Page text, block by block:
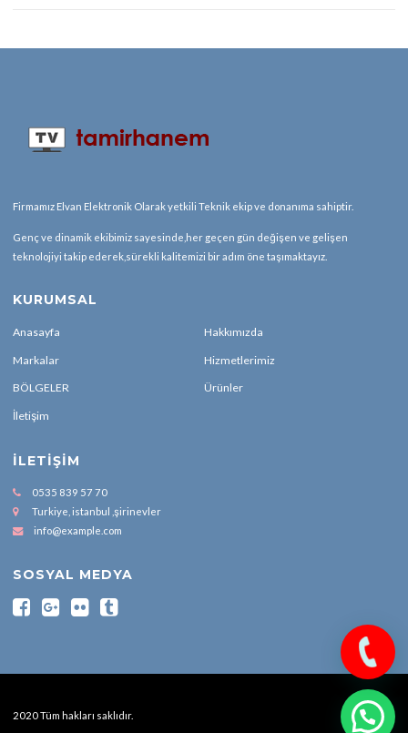
Firmamız Elvan Elektronik Olarak yetkili Teknik ekip ve donanıma sahiptir.
Genç ve dinamik ekibimiz sayesinde,her geçen gün değişen ve gelişen
teknolojiyi takip ederek,sürekli kalitemizi bir adım öne taşımaktayız.
KURUMSAL
Anasayfa Hakkımızda
Markalar Hizmetlerimiz
BÖLGELER Ürünler
İletişim
İLETIŞIM
0535 839 57 70
Turkiye, istanbul ,şirinevler
info@example.com
SOSYAL MEDYA
2020 Tüm hakları saklıdır.